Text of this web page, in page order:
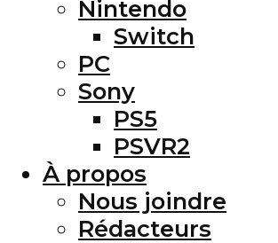
Nintendo
Switch
PC
Sony
PS5
PSVR2
À propos
Nous joindre
Rédacteurs